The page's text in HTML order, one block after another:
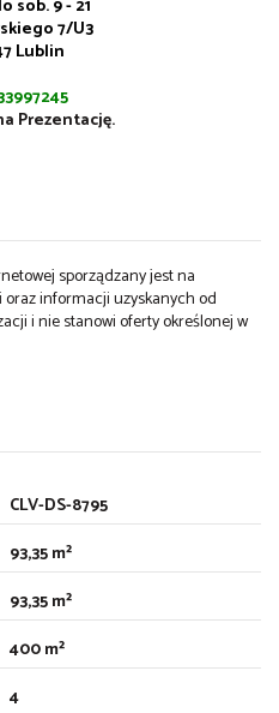
sob. 9 - 21
7/U3
Lublin
Prezentację.
sporządzany jest na
informacji uzyskanych od
i nie stanowi oferty określonej w
CLV-DS-8795
93,35 m²
93,35 m²
400 m²
4